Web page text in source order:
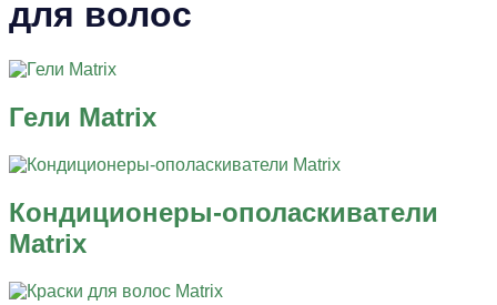
для волос
Гели Matrix
Кондиционеры-ополаскиватели
Matrix